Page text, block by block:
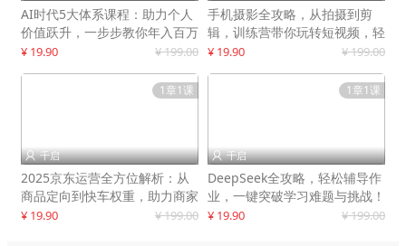
AI时代5大体系课程：助力个人
价值跃升，一步步教你年入百万
¥ 19.90 ¥ 199.00
手机摄影全攻略，从拍摄到剪
辑，训练营带你玩转短视频，轻
松拍大片
¥ 19.90 ¥ 199.00
1章1课
 千启
2025京东运营全方位解析：从
商品定向到快车权重，助力商家
打造爆款商品
¥ 19.90 ¥ 199.00
1章1课
 千启
DeepSeek全攻略，轻松辅导作
业，一键突破学习难题与挑战！
¥ 19.90 ¥ 199.00